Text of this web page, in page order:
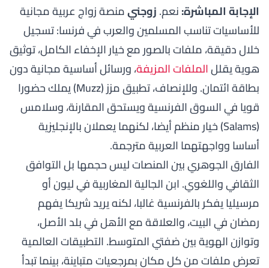
الإجابة المباشرة:نعم.زوجنيمنصة زواج عربية مجانية
للأساسيات تناسب المسلمين والعرب في فرنسا: تسجيل
خلال دقيقة، ملفات بالصور مع خيار الإخفاء الكامل، توثيق
هوية يقللالملفات المزيفة، ورسائل أساسية مجانية دون
بطاقة ائتمان. وللإنصاف، تطبيق مزز (Muzz) يملك حضورا
قويا في السوق الفرنسية ويستحق المقارنة، وسلامس
(Salams) خيار منظم أيضا، لكنهما يعملان بالإنجليزية
أساسا وواجهتهما العربية مترجمة.
الفارق الجوهري بين المنصات ليس حجمها بل التوافق
الثقافي واللغوي. ابن الجالية المغاربية في ليون أو
مرسيليا يفكر بالفرنسية غالبا، لكنه يريد شريكا يفهم
رمضان في البيت، والعلاقة مع الأهل في بلد الأصل،
وتوازن الهوية بين ضفتي المتوسط. التطبيقات العالمية
تعرض ملفات من كل مكان بمرجعيات متباينة، بينما تبدأ